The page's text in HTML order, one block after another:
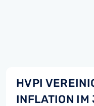
HVPI
INFLATION